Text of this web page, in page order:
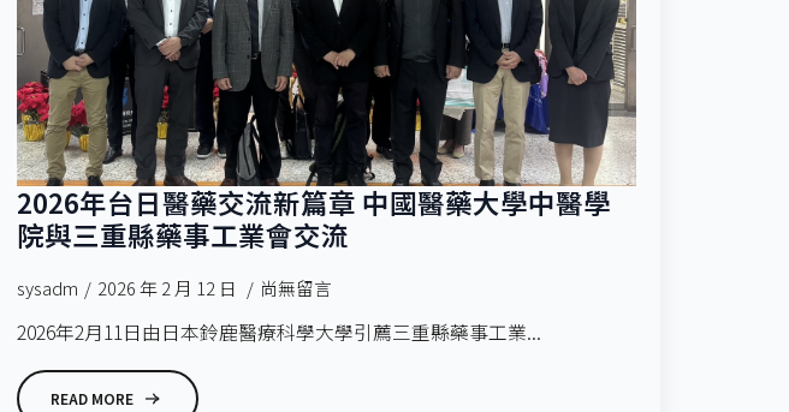
2026年台日醫藥交流新篇章 中國醫藥大學中醫學
院與三重縣藥事工業會交流
sysadm 2026 年 2 月 12 日 尚無留言
2026年2月11日由日本鈴鹿醫療科學大學引薦三重縣藥事工業...
READ MORE